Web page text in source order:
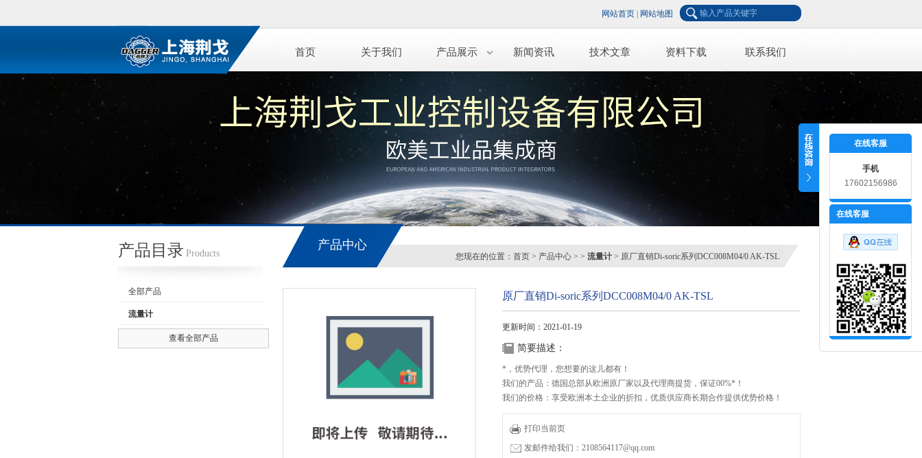
网站首页 网站地图
首页 关于我们 产品展示 新闻资讯 技术文章 资料下载 联系我们
产品目录 Products
全部产品
流量计
查看全部产品
产品中心
您现在的位置： 首页 > 产品中心 > > 流量计 > 原厂直销Di-soric系列DCC008M04/0 AK-TSL
原厂直销Di-soric系列DCC008M04/0 AK-TSL
更新时间：2021-01-19
简要描述：
*，优势代理，您想要的这儿都有！
我们的产品：德国总部从欧洲原厂家以及代理商提货，保证00%*！
我们的价格：享受欧洲本土企业的折扣，优质供应商长期合作提供优势价格！
原厂直销Di-soric系列DCC008M04/0 AK-TSL
打印当前页
发邮件给我们：2108564117@qq.com
在线客服
手机
17602156986
在线客服